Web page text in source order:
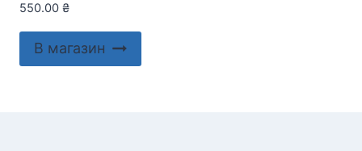
550.00 ₴
В магазин